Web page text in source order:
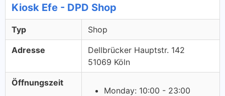
Kiosk Efe - DPD Shop
Typ Shop
Adresse
Dellbrücker Hauptstr. 142
51069 Köln
Öffnungszeit
Monday: 10:00 - 23:00